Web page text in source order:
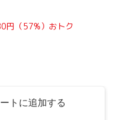
円 （57%） おトク
トに追加する